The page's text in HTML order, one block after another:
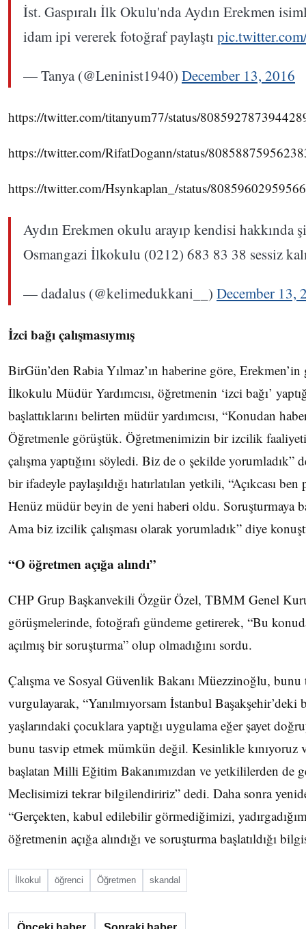
İst. Gaspıralı İlk Okulu'nda Aydın Erekmen
idam ipi vererek fotoğraf paylaştı
— Tanya (@Leninist1940) December 13, 2016
https://twitter.com/titanyum77/status/
https://twitter.com/RifatDogann/status/
https://twitter.com/Hsynkaplan_/status/
Aydın Erekmen okulu arayıp kendisi
Osmangazi İlkokulu (0212) 683 83 38 sessiz
— dadalus (@kelimedukkani__) December 13,
İzci bağı çalışmasıymış
BirGün’den Rabia Yılmaz’ın haberine göre,
İlkokulu Müdür Yardımcısı, öğretmenin ‘izci bağı’
başlattıklarını belirten müdür yardımcısı, “Konudan
Öğretmenle görüştük. Öğretmenimizin bir izcilik
çalışma yaptığını söyledi. Biz de o şekilde
bir ifadeyle paylaşıldığı hatırlatılan yetkili, “Açıkcası
Henüz müdür beyin de yeni haberi oldu. Soruşturmaya
Ama biz izcilik çalışması olarak yorumladık” diye
“O öğretmen açığa alındı”
CHP Grup Başkanvekili Özgür Özel, TBMM Genel
görüşmelerinde, fotoğrafı gündeme getirerek, “Bu
açılmış bir soruşturma” olup olmadığını sordu.
Çalışma ve Sosyal Güvenlik Bakanı Müezzinoğlu,
vurgulayarak, “Yanılmıyorsam İstanbul
yaşlarındaki çocuklara yaptığı uygulama eğer şayet
bunu tasvip etmek mümkün değil. Kesinlikle kınıyoruz
başlatan Milli Eğitim Bakanımızdan ve yetkililerden de
Meclisimizi tekrar bilgilendiririz” dedi. Daha sonra
“Gerçekten, kabul edilebilir görmediğimizi,
öğretmenin açığa alındığı ve soruşturma başlatıldığı
İlkokul öğrenci Öğretmen skandal